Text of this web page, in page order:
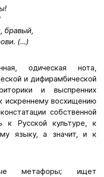
бравый,
(…)
одическая нота,
и дифирамбической
и выспренних
искреннему восхищению
собственной
к Русской культуре, к
языку, а значит, и к
метафоры; ищет